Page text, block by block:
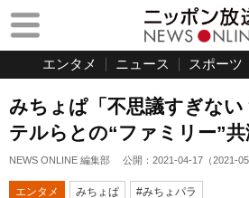
エンタメ ニュース スポーツ
みちょぱ「不思議すぎない
テルらとの“ファミリー”
NEWS ONLINE 編集部 公開： 2021-04-17 （2021-
エンタメ みちょぱ #みちょパラ